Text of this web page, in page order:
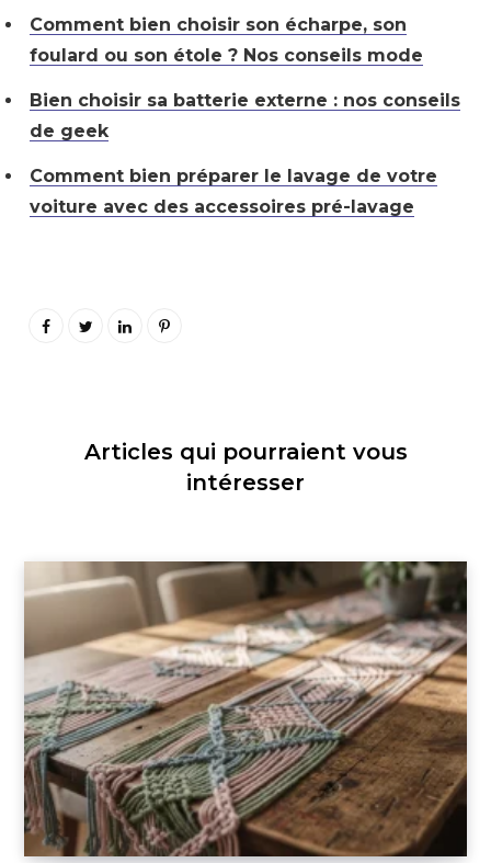
Comment bien choisir son écharpe, son
foulard ou son étole ? Nos conseils mode
Bien choisir sa batterie externe : nos conseils
de geek
Comment bien préparer le lavage de votre
voiture avec des accessoires pré-lavage
Articles qui pourraient vous
intéresser